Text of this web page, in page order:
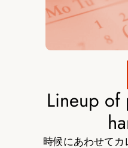
Lineup of
時候にあわせてカ